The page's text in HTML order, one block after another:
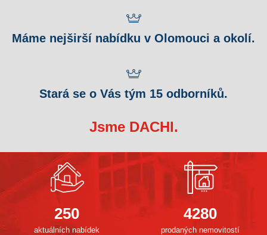
Máme nejširší nabídku v Olomouci a okolí.
Stará se o Vás tým 15 odborníků.
Jsme DACHI.
250
aktuálních nabídek
4280
prodaných nemovitostí